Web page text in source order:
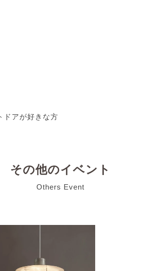
ドアが好きな方
その他のイベント
Others Event